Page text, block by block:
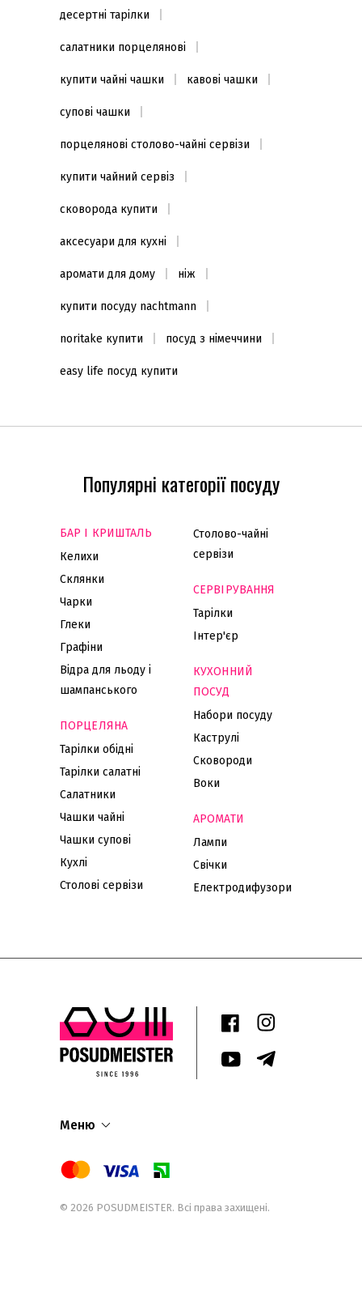
десертні тарілки
салатники порцелянові
купити чайні чашки кавові чашки
супові чашки
порцелянові столово-чайні сервізи
купити чайний сервіз
сковорода купити
аксесуари для кухні
аромати для дому ніж
купити посуду nachtmann
noritake купити посуд з німеччини
easy life посуд купити
Популярні категорії посуду
БАР І КРИШТАЛЬ
Келихи
Склянки
Чарки
Глеки
Графіни
Відра для льоду і
шампанського
ПОРЦЕЛЯНА
Тарілки обідні
Тарілки салатні
Салатники
Чашки чайні
Чашки супові
Кухлі
Столові сервізи
Столово-чайні
сервізи
СЕРВІРУВАННЯ
Тарілки
Інтер'єр
КУХОННИЙ
ПОСУД
Набори посуду
Каструлі
Сковороди
Воки
АРОМАТИ
Лампи
Свічки
Електродифузори
Меню
© 2026 POSUDMEISTER. Всі права захищені.